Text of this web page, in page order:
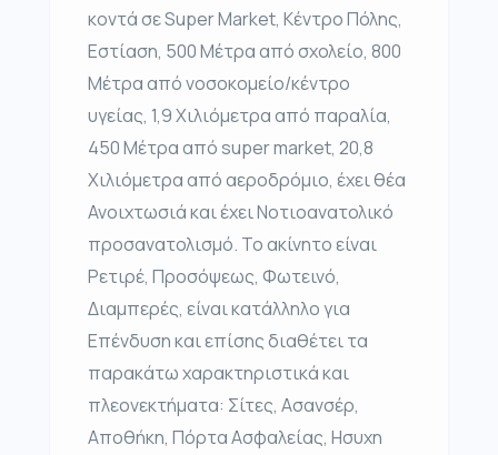
κοντά σε Super Market, Κέντρο Πόλης,
Εστίαση, 500 Μέτρα από σχολείο, 800
Μέτρα από νοσοκομείο/κέντρο
υγείας, 1,9 Χιλιόμετρα από παραλία,
450 Μέτρα από super market, 20,8
Χιλιόμετρα από αεροδρόμιο, έχει θέα
Ανοιχτωσιά και έχει Νοτιοανατολικό
προσανατολισμό. Το ακίνητο είναι
Ρετιρέ, Προσόψεως, Φωτεινό,
Διαμπερές, είναι κατάλληλο για
Επένδυση και επίσης διαθέτει τα
παρακάτω χαρακτηριστικά και
πλεονεκτήματα: Σίτες, Ασανσέρ,
Αποθήκη, Πόρτα Ασφαλείας, Ησυχη